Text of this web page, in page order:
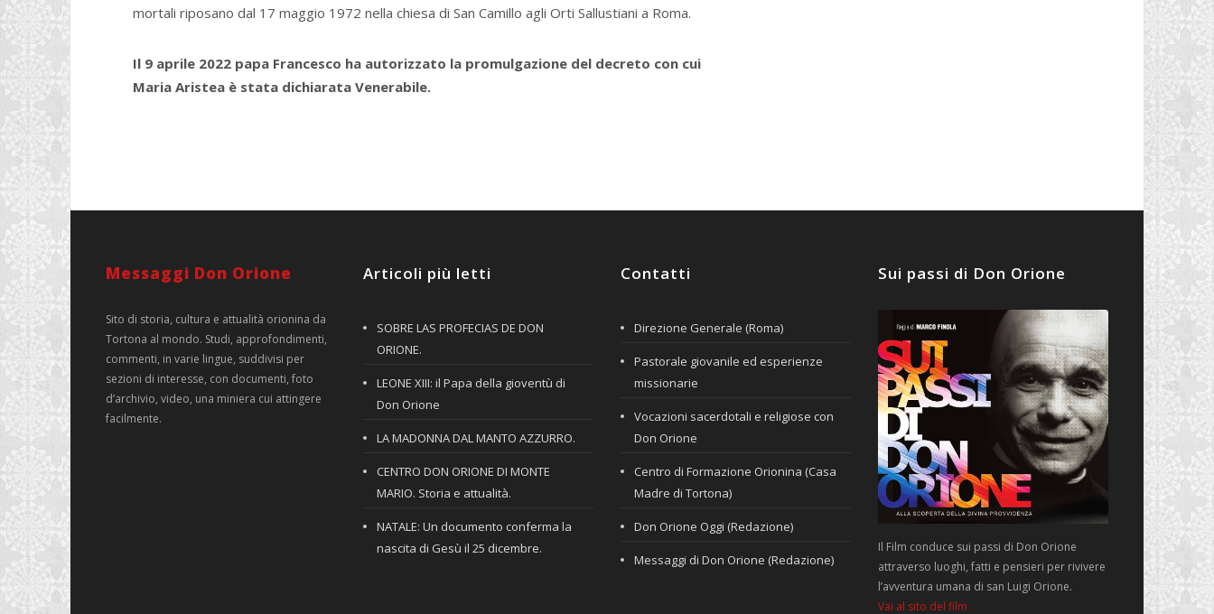
mortali riposano dal 17 maggio 1972 nella chiesa di San Camillo agli Orti Sallustiani a Roma.
Il 9 aprile 2022 papa Francesco ha autorizzato la promulgazione del decreto con cui
Maria Aristea è stata dichiarata Venerabile.
Messaggi Don Orione
Sito di storia, cultura e attualità orionina da
Tortona al mondo. Studi, approfondimenti,
commenti, in varie lingue, suddivisi per
sezioni di interesse, con documenti, foto
d’archivio, video, una miniera cui attingere
facilmente.
Articoli più letti
SOBRE LAS PROFECIAS DE DON
ORIONE.
LEONE XIII: il Papa della gioventù di
Don Orione
LA MADONNA DAL MANTO AZZURRO.
CENTRO DON ORIONE DI MONTE
MARIO. Storia e attualità.
NATALE: Un documento conferma la
nascita di Gesù il 25 dicembre.
Contatti
Direzione Generale (Roma)
Pastorale giovanile ed esperienze
missionarie
Vocazioni sacerdotali e religiose con
Don Orione
Centro di Formazione Orionina (Casa
Madre di Tortona)
Don Orione Oggi (Redazione)
Messaggi di Don Orione (Redazione)
Sui passi di Don Orione
Il Film conduce sui passi di Don Orione
attraverso luoghi, fatti e pensieri per rivivere
l’avventura umana di san Luigi Orione.
Vai al sito del film